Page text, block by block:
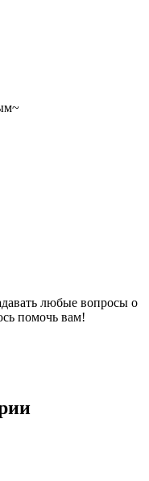
любые вопросы о
помочь вам!